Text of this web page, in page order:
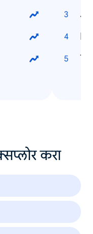
करा